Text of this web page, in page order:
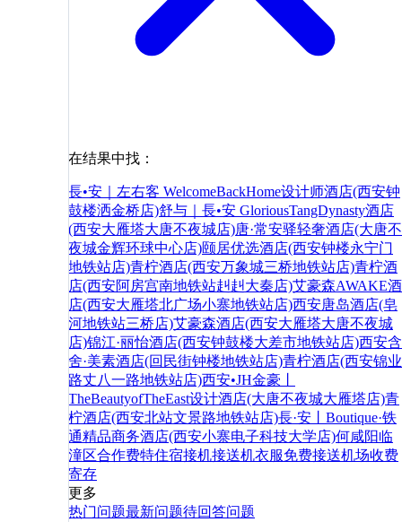
在结果中找：
長•安｜左右客 WelcomeBackHome设计师酒店(西安钟
鼓楼洒金桥店)舒与｜長•安 GloriousTangDynasty酒店
(西安大雁塔大唐不夜城店)唐·常安驿轻奢酒店(大唐不
夜城金辉环球中心店)颐居优选酒店(西安钟楼永宁门
地铁站店)青柠酒店(西安万象城三桥地铁站店)青柠酒
店(西安阿房宫南地铁站赳赳大秦店)艾豪森AWAKE酒
店(西安大雁塔北广场小寨地铁站店)西安唐岛酒店(皂
河地铁站三桥店)艾豪森酒店(西安大雁塔大唐不夜城
店)锦江·丽怡酒店(西安钟鼓楼大差市地铁站店)西安含
舍·美素酒店(回民街钟楼地铁站店)青柠酒店(西安锦业
路丈八一路地铁站店)西安•JH金豪丨
TheBeautyofTheEast设计酒店(大唐不夜城大雁塔店)青
柠酒店(西安北站文景路地铁站店)長·安丨Boutique·铁
通精品商务酒店(西安小寨电子科技大学店)何咸阳临
潼区合作费特住宿接机接送机衣服免费接送机场收费
寄存
更多
热门问题最新问题待回答问题